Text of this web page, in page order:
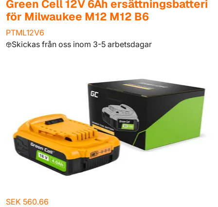
Green Cell 12V 6Ah ersättningsbatteri
för Milwaukee M12 M12 B6
PTML12V6
Skickas från oss inom 3-5 arbetsdagar
SEK 560.66